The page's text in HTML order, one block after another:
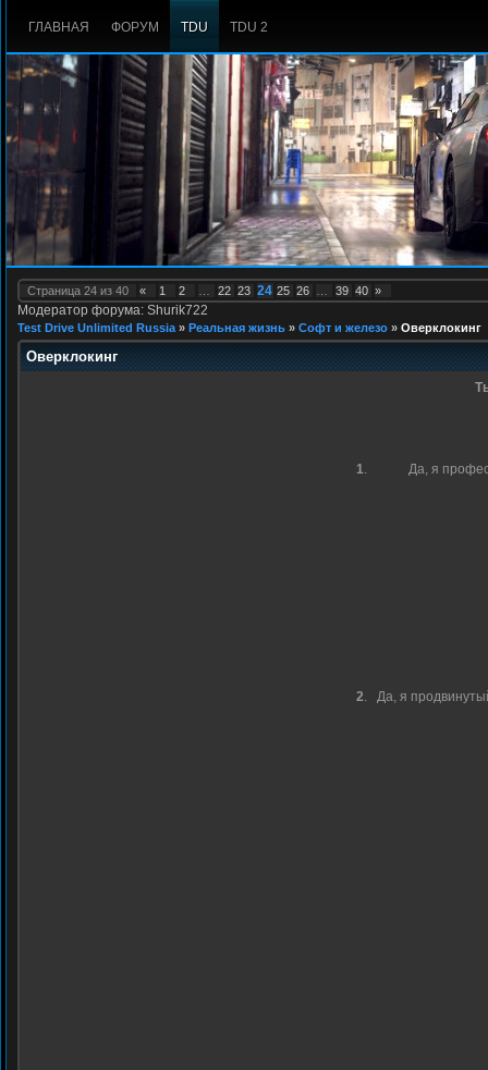
ГЛАВНАЯ ФОРУМ TDU TDU 2
Страница 24 из 40 « 1 2 22 23 24 25 26 39 40 »
Модератор форума: Shurik722
Test Drive Unlimited Russia » Реальная жизнь » Софт и железо » Оверклокинг
Оверклокинг
1. Да, я
2. Да, я